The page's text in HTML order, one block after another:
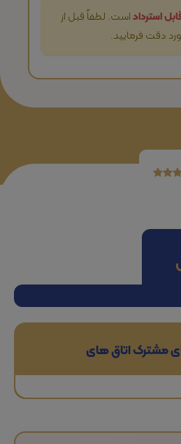
استرداداست. لطفاً قبل از
دقت فرمایید.
مشترک اتاق های